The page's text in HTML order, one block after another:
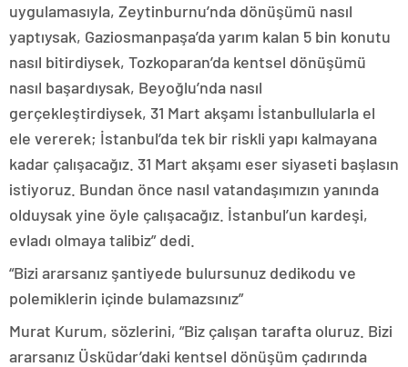
uygulamasıyla, Zeytinburnu’nda dönüşümü nasıl
yaptıysak, Gaziosmanpaşa’da yarım kalan 5 bin konutu
nasıl bitirdiysek, Tozkoparan’da kentsel dönüşümü
nasıl başardıysak, Beyoğlu’nda nasıl
gerçekleştirdiysek, 31 Mart akşamı İstanbullularla el
ele vererek; İstanbul’da tek bir riskli yapı kalmayana
kadar çalışacağız. 31 Mart akşamı eser siyaseti başlasın
istiyoruz. Bundan önce nasıl vatandaşımızın yanında
olduysak yine öyle çalışacağız. İstanbul’un kardeşi,
evladı olmaya talibiz” dedi.
“Bizi ararsanız şantiyede bulursunuz dedikodu ve
polemiklerin içinde bulamazsınız”
Murat Kurum, sözlerini, “Biz çalışan tarafta oluruz. Bizi
ararsanız Üsküdar’daki kentsel dönüşüm çadırında